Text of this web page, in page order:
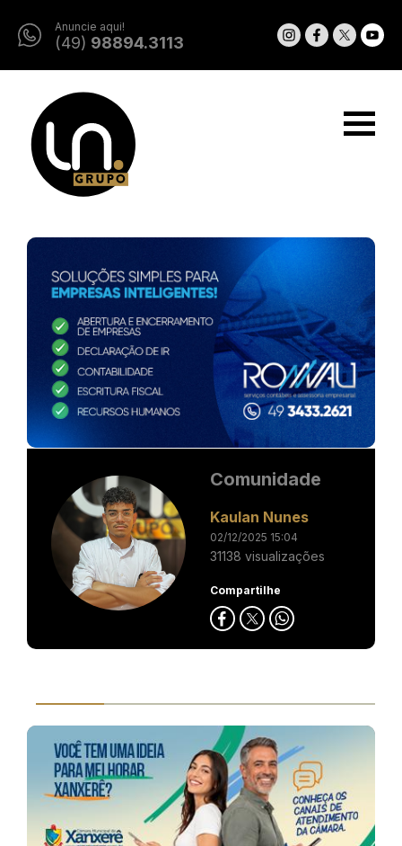
Anuncie aqui!
(49) 98894.3113
Comunidade
Kaulan Nunes
02/12/2025 15:04
31138 visualizações
Compartilhe